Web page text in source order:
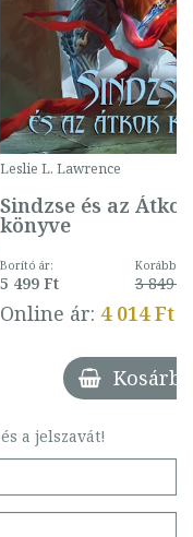
Leslie L. Lawrence
Sindzse és az Átkok
könyve
Borító ár:
5 499 Ft
Korábbi
3 849 Ft
Online ár: 4 014 Ft
Kosárba
a jelszavát!